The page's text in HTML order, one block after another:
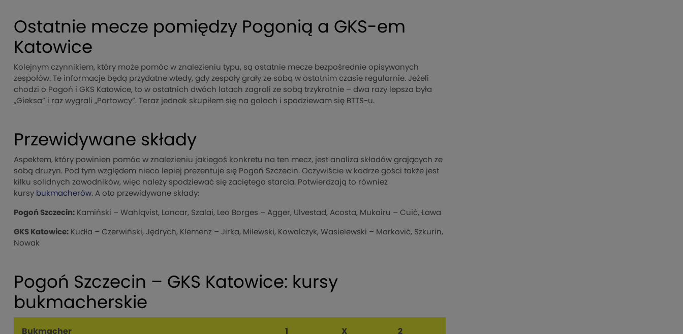
Ostatnie mecze pomiędzy Pogonią a GKS-em
Katowice
Kolejnym czynnikiem, który może pomóc w znalezieniu typu, są ostatnie mecze bezpośrednie opisywanych
zespołów. Te informacje będą przydatne wtedy, gdy zespoły grały ze sobą w ostatnim czasie regularnie. Jeżeli
chodzi o Pogoń i GKS Katowice, to w ostatnich dwóch latach zagrali ze sobą trzykrotnie – dwa razy lepsza była
„Gieksa” i raz wygrali „Portowcy”. Teraz jednak skupiłem się na golach i spodziewam się BTTS-u.
Przewidywane składy
Aspektem, który powinien pomóc w znalezieniu jakiegoś konkretu na ten mecz, jest analiza składów grających ze
sobą drużyn. Pod tym względem nieco lepiej prezentuje się Pogoń Szczecin. Oczywiście w kadrze gości także jest
kilku solidnych zawodników, więc należy spodziewać się zaciętego starcia. Potwierdzają to również
kursy bukmacherów. A oto przewidywane składy:
Pogoń Szczecin: Kamiński – Wahlqvist, Loncar, Szalai, Leo Borges – Agger, Ulvestad, Acosta, Mukairu – Cuić, Ława
GKS Katowice: Kudła – Czerwiński, Jędrych, Klemenz – Jirka, Milewski, Kowalczyk, Wasielewski – Marković, Szkurin,
Nowak
Pogoń Szczecin – GKS Katowice: kursy
bukmacherskie
Bukmacher 1 X 2